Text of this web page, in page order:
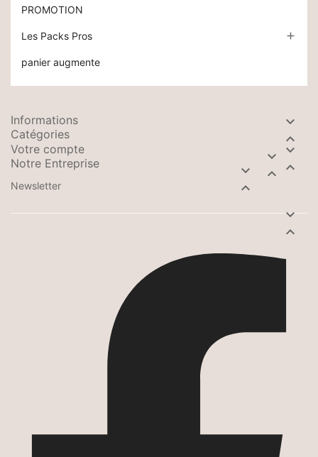
PROMOTION
Les Packs Pros 
panier augmente
Informations


Catégories


Votre compte


Notre Entreprise


Newsletter

